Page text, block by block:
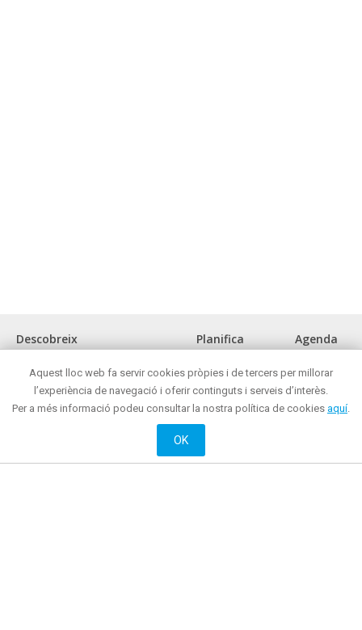
Descobreix
Museus i espais d'interès cultural
Front marítim
Reunions i congressos
Oci actiu i cultural
Planifica
Oficina de turisme
On menjar?
On comprar ?
Mataró de nit
Agenda
Aquest lloc web fa servir cookies pròpies i de tercers per millorar
l’experiència de navegació i oferir continguts i serveis d’interès.
Per a més informació podeu consultar la nostra política de cookies aquí.
OK